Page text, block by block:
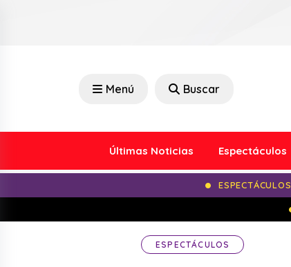
Menú Buscar
Últimas Noticias Espectáculos
ESPECTÁCULOS
ESPECTÁCULOS